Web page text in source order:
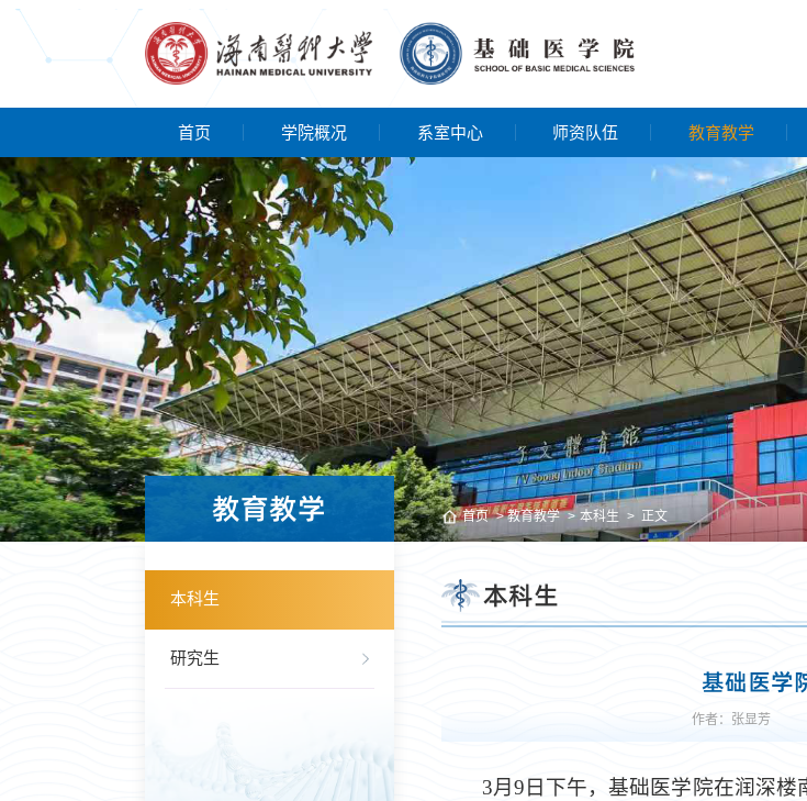
首页 学院概况 系室中心 师资队伍 教育教学
教育教学
本科生
研究生
首页 教育教学 本科生 正文
本科生
基础医学
作者：张显芳
3月9日下午，基础医学院在润深